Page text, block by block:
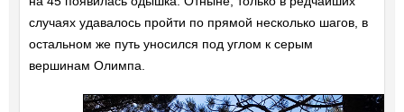
случаях удавалось пройти по прямой несколько шагов, в
остальном же путь уносился под углом к серым
вершинам Олимпа.